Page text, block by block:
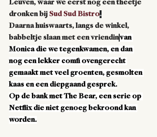
Leuven, waar we eerst nog een theetje
dronken bij Sud Sud Bistro.
Daarna huiswaarts, langs de winkel,
babbeltje slaan met een vriendinvan
Monica die we tegenkwamen, en dan
nog een lekker comfi ovengerecht
gemaakt met veel groenten, gesmolten
kaas en een diepgaand gesprek.
Op de bank met The Bear, een serie op
Netflix die niet genoeg bekroond kan
worden.